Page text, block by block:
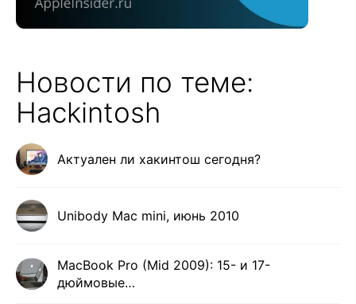
Новости по теме:
Hackintosh
Актуален ли хакинтош сегодня?
Unibody Mac mini, июнь 2010
MacBook Pro (Mid 2009): 15- и 17-
дюймовые…